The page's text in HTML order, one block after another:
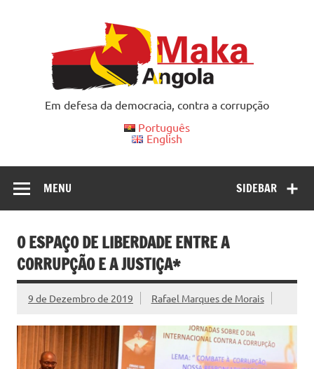
Em defesa da democracia, contra a corrupção
Português
English
SIDEBAR
MENU
O ESPAÇO DE LIBERDADE ENTRE A
CORRUPÇÃO E A JUSTIÇA*
9 de Dezembro de 2019 Rafael Marques de Morais